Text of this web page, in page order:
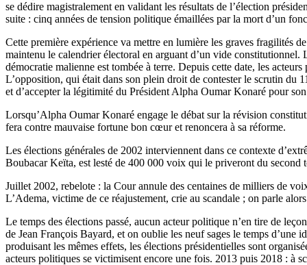
se dédire magistralement en validant les résultats de l’élection
suite : cinq années de tension politique émaillées par la mort d’un
Cette première expérience va mettre en lumière les graves fragilités
maintenu le calendrier électoral en arguant d’un vide
démocratie malienne est tombée à terre. Depuis cette date, les
L’opposition, qui était dans son plein droit de contester le scrutin du
et d’accepter la légitimité du Président Alpha Oumar Konaré pour
Lorsqu’Alpha Oumar Konaré engage le débat sur la révision
fera contre mauvaise fortune bon cœur et renoncera à sa réforme.
Les élections générales de 2002 interviennent dans ce contexte
Boubacar Keïta, est lesté de 400 000 voix qui le priveront du
Juillet 2002, rebelote : la Cour annule des centaines de milliers de
L’Adema, victime de ce réajustement, crie au scandale ; on parle
Le temps des élections passé, aucun acteur politique n’en tire de
de Jean François Bayard, et on oublie les neuf sages le temps
produisant les mêmes effets, les élections présidentielles sont
acteurs politiques se victimisent encore une fois. 2013 puis 2018 : à